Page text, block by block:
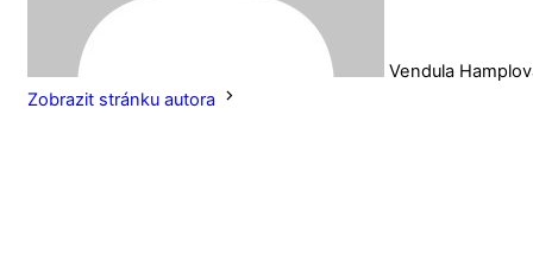
Vendula
Zobrazit stránku autora